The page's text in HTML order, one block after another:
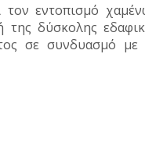
τον εντοπισμό
δύσκολης
σε συνδυασμό με